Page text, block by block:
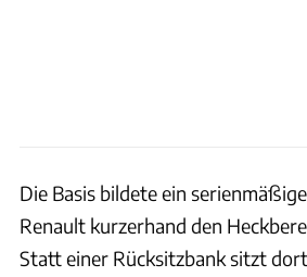
Die Basis bildete ein
Renault kurzerhand den
Statt einer Rücksitzbank sitzt